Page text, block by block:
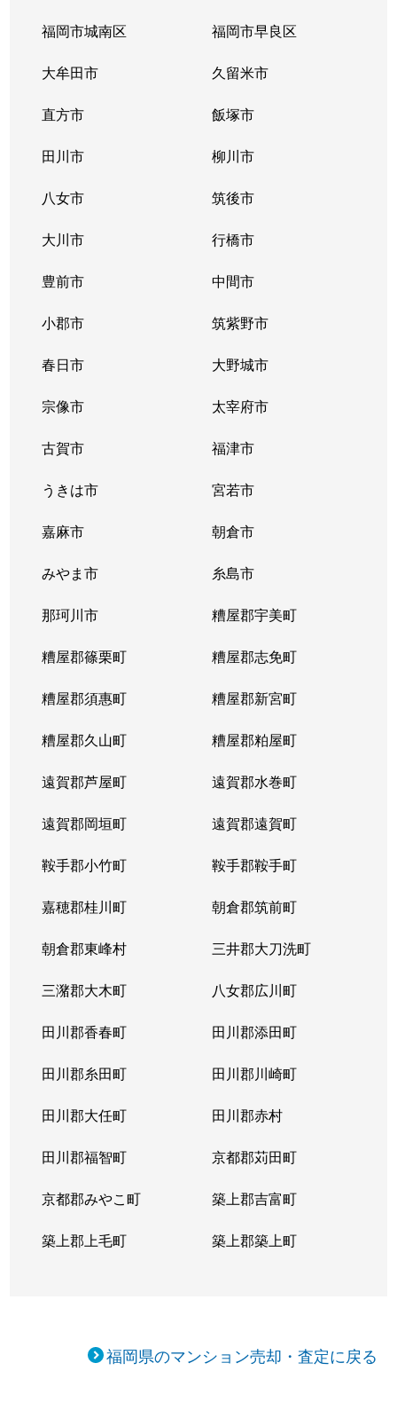
福岡市城南区 福岡市早良区
大牟田市 久留米市
直方市 飯塚市
田川市 柳川市
八女市 筑後市
大川市 行橋市
豊前市 中間市
小郡市 筑紫野市
春日市 大野城市
宗像市 太宰府市
古賀市 福津市
うきは市 宮若市
嘉麻市 朝倉市
みやま市 糸島市
那珂川市 糟屋郡宇美町
糟屋郡篠栗町 糟屋郡志免町
糟屋郡須惠町 糟屋郡新宮町
糟屋郡久山町 糟屋郡粕屋町
遠賀郡芦屋町 遠賀郡水巻町
遠賀郡岡垣町 遠賀郡遠賀町
鞍手郡小竹町 鞍手郡鞍手町
嘉穂郡桂川町 朝倉郡筑前町
朝倉郡東峰村 三井郡大刀洗町
三潴郡大木町 八女郡広川町
田川郡香春町 田川郡添田町
田川郡糸田町 田川郡川崎町
田川郡大任町 田川郡赤村
田川郡福智町 京都郡苅田町
京都郡みやこ町 築上郡吉富町
築上郡上毛町 築上郡築上町
福岡県のマンション売却・査定に戻る